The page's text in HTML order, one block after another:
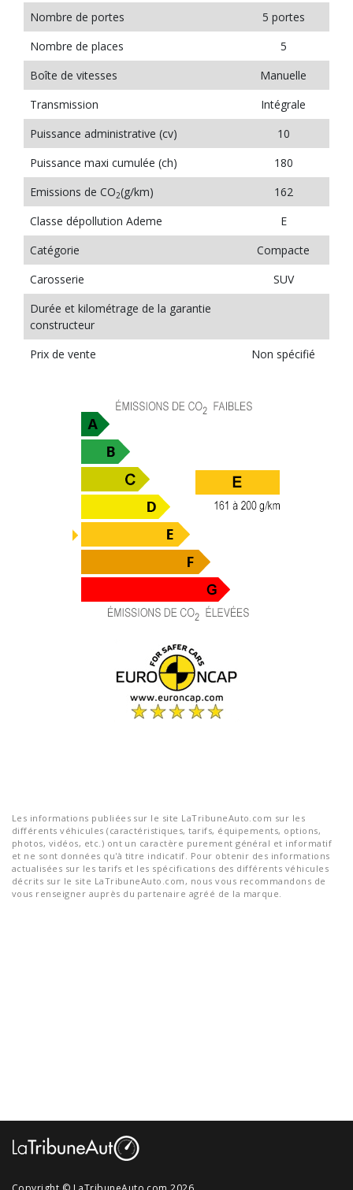
Nombre de portes
5 portes
Nombre de places
5
Boîte de vitesses
Manuelle
Transmission
Intégrale
Puissance administrative (cv)
10
Puissance maxi cumulée (ch)
180
Emissions de CO2(g/km)
162
Classe dépollution Ademe
E
Catégorie
Compacte
Carosserie
SUV
Durée et kilométrage de la garantie
constructeur
Prix de vente
Non spécifié
Les informations publiées sur le site LaTribuneAuto.com sur les
différents véhicules (caractéristiques, tarifs, équipements, options,
photos, vidéos, etc.) ont un caractère purement général et informatif
et ne sont données qu'à titre indicatif. Pour obtenir des informations
actualisées sur les tarifs et les spécifications des différents véhicules
décrits sur le site LaTribuneAuto.com, nous vous recommandons de
vous renseigner auprès du partenaire agréé de la marque.